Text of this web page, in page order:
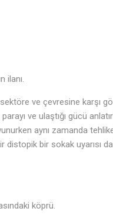
ilanı.
ve çevresine karşı
ve ulaştığı gücü
aynı zamanda
bir sokak uyarısı da
köprü.